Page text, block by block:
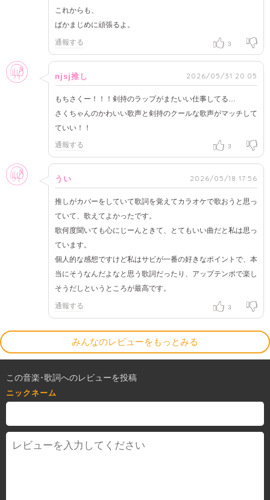
これからも、
ばかまじめに頑張るよ。
通報する 3
女性
njsj推し 2026/05/31 20:05
もちさくー！！！剣持のラップがまたいい仕事してる…
さくちゃんのかわいい歌声と剣持のクールな歌声がマッチして
ていい！！
通報する 3
女性
うい 2026/05/18 17:56
推しがカバーをしていて歌詞を覚えてカラオケで歌おうと思っ
ていて、歌えてよかったです。
歌何度聞いても心にじーんときて、とてもいい曲だと私は思っ
ています。
個人的な感想ですけど私はサビが一番の好きなポイントで、本
当にそうなんだよなと思う歌詞だったり、アップテンポで楽し
そうだしというところが最高です。
通報する 3
みんなのレビューをもっとみる
この音楽･歌詞へのレビューを投稿
ニックネーム